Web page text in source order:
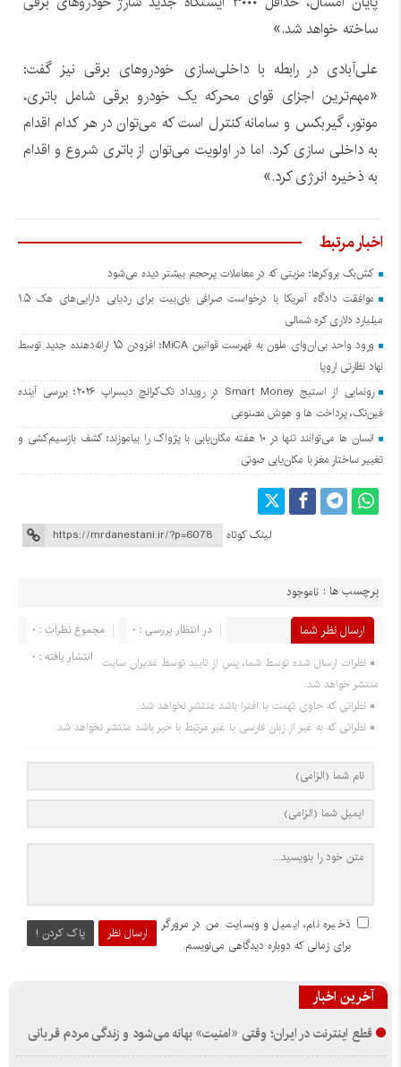
ساخته خواهد شد.»
علی‌آبادی در رابطه با داخلی‌سازی خودروهای برقی نیز گفت:
«مهم‌ترین اجزای قوای محرکه یک خودرو برقی شامل باتری،
موتور، گیربکس و سامانه کنترل است که می‌توان در هر کدام اقدام
به داخلی سازی کرد. اما در اولویت می‌توان از باتری شروع و اقدام
به ذخیره انرژی کرد.»
اخبار مرتبط
کش‌بک بروکرها؛ مزیتی که در معاملات پرحجم بیشتر دیده می‌شود
موافقت دادگاه آمریکا با درخواست صرافی بای‌بیت برای ردیابی دارایی‌های هک ۱.۵
میلیارد دلاری کره شمالی
ورود واحد بی‌ان‌وای ملون به فهرست قوانین MiCA؛ افزودن ۱۵ ارائه‌دهنده جدید توسط
نهاد نظارتی اروپا
رونمایی از استیج Smart Money در رویداد تک‌کرانچ دیسراپ ۲۰۲۶؛ بررسی آینده
فین‌تک، پرداخت‌ ها و هوش مصنوعی
انسان‌ ها می‌توانند تنها در ۱۰ هفته مکان‌یابی با پژواک را بیاموزند؛ کشف بازسیم‌کشی و
تغییر ساختار مغز با مکان‌یابی صوتی
لینک کوتاه
برچسب ها : ناموجود
ارسال نظر شما مجموع نظرات : 0
در انتظار بررسی : 0
انتشار یافته : 0 نظرات ارسال شده توسط شما، پس از تایید توسط مدیران سایت
منتشر خواهد شد.
نظراتی که حاوی تهمت یا افترا باشد منتشر نخواهد شد.
نظراتی که به غیر از زبان فارسی یا غیر مرتبط با خبر باشد منتشر نخواهد شد.
ارسال نظر پاک کردن !
ذخیره نام، ایمیل و وبسایت من در مرورگر
برای زمانی که دوباره دیدگاهی می‌نویسم.
آخرین اخبار
قطع اینترنت در ایران؛ وقتی «امنیت» بهانه می‌شود و زندگی مردم قربانی